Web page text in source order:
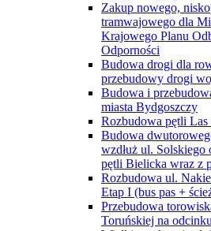
Zakup nowego,
tramwajowego dla
Krajowego Planu
Odporności
Budowa drogi dla
przebudowy drogi
Budowa i
miasta Bydgoszczy
Rozbudowa pętli
Budowa
wzdłuż ul.
pętli Bielicka wraz z
Rozbudowa ul.
Etap I (bus pas +
Przebudowa
Toruńskiej na